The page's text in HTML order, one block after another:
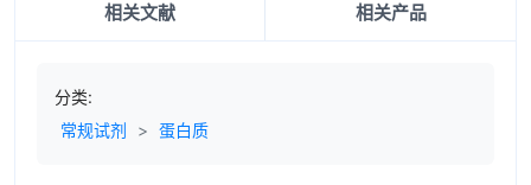
相关文献 相关产品
分类:
常规试剂
> 蛋白质